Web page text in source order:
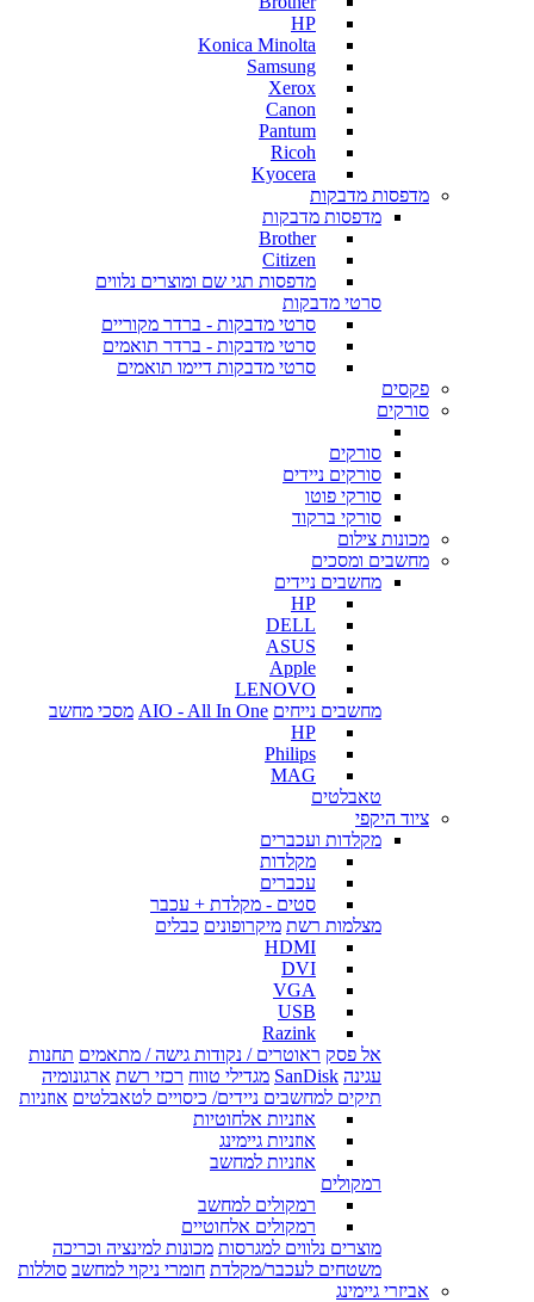
HP
Konica Minolta
Samsung
Xerox
Canon
Pantum
Ricoh
Kyocera
מדפסות מדבקות
מדפסות מדבקות
Brother
Citizen
מדפסות תגי שם ומוצרים נלווים
סרטי מדבקות
סרטי מדבקות - ברדר מקוריים
סרטי מדבקות - ברדר תואמים
סרטי מדבקות דיימו תואמים
פקסים
סורקים
סורקים
סורקים ניידים
סורקי פוטו
סורקי ברקוד
מכונות צילום
מחשבים ומסכים
מחשבים ניידים
HP
DELL
ASUS
Apple
LENOVO
מחשבים נייחים AIO - All In One מסכי מחשב
HP
Philips
MAG
טאבלטים
ציוד היקפי
מקלדות ועכברים
מקלדות
עכברים
סטים - מקלדת + עכבר
מצלמות רשת מיקרופונים כבלים
HDMI
DVI
VGA
USB
Razink
אל פסק ראוטרים / נקודות גישה / מתאמים תחנות
עגינה SanDisk מגדילי טווח רכזי רשת ארגונומיה
תיקים למחשבים ניידים/ כיסויים לטאבלטים אוזניות
אוזניות אלחוטיות
אוזניות גיימינג
אוזניות למחשב
רמקולים
רמקולים למחשב
רמקולים אלחוטיים
מוצרים נלווים למגרסות מכונות למינציה וכריכה
משטחים לעכבר/מקלדת חומרי ניקוי למחשב סוללות
אביזרי גיימינג